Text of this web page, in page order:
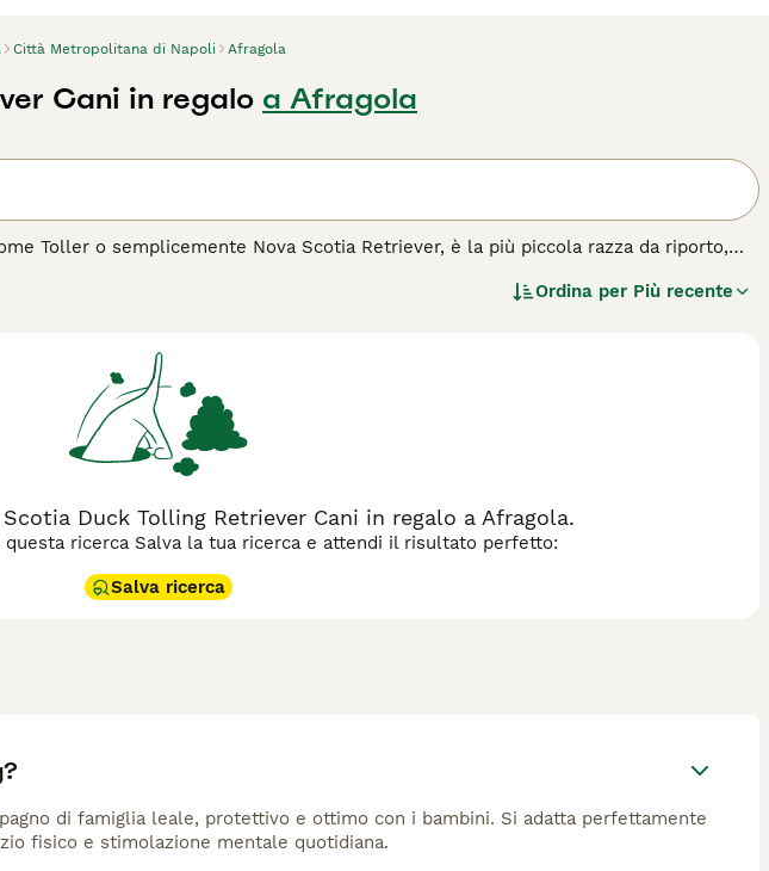
Città Metropolitana di Napoli Afragola
Cani in regalo a Afragola
Toller o semplicemente Nova Scotia Retriever, è la più piccola razza da riporto,
le anatre a portata di sparatore, grazie alla sua abilità unica di "tolling" (attrarre) la
esprimere al meglio il suo carattere equilibrato.
è il cane giusto per te, leggi la guida all'acquisto
Ordina per Più recente
Duck Tolling Retriever Cani in regalo a Afragola.
ricerca Salva la tua ricerca e attendi il risultato perfetto:
Salva ricerca
di famiglia leale, protettivo e ottimo con i bambini. Si adatta perfettamente
fisico e stimolazione mentale quotidiana.